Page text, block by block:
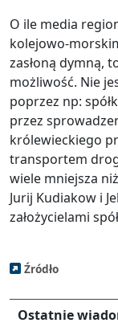
O ile media
kolejowo-
zasłoną dymną,
możliwość. Nie
poprzez np:
przez
królewieckiego
transportem
wiele mniejsza
Jurij Kudiakow i
założycielami
Źródło
Ostatnie